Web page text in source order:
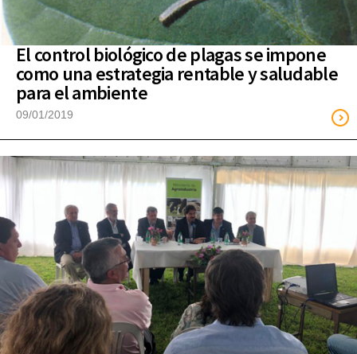
El control biológico de plagas se impone
como una estrategia rentable y saludable
para el ambiente
09/01/2019